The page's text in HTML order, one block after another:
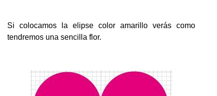
Si colocamos la elipse color amarillo verás como
tendremos una sencilla flor.